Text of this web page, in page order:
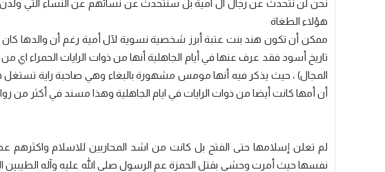
نحن لن نتحدث عن رجال آل امية بل سنتحدث عن نسائهم عن النساء التي ولدن
هؤلاء الطغاة
ممكن أن تكون هند بنت عتبة أبرز شخصية نسوية لآل أمية رغم أن والدها
تاريخ أسود فقد عرف عنها في أيام الجاهلية أنها من ذوات الرايات الحمراء اي
المجال) ، حيث يذكر فيه أنها مومس مشهورة بالبغاء وهي صاحبة راية تستغل
أن أمها كانت أيضا من ذوات الرايات في ايام الجاهلية وهذا مسند في أكثر من
لم تعلن إسلامها حتى الفتح بل كانت من اشد المحاربين للاسلام واكثرهم
نفسها حيث أمرت وحشي بقتل الحمزة عم الرسول صلى الله عليه وآله